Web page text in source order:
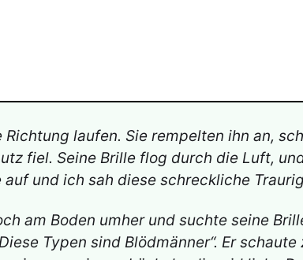
laufen. Sie rempelten ihn an,
fiel. Seine Brille flog durch die Luft,
und ich sah diese schreckliche
am Boden umher und suchte seine
Typen sind Blödmänner“. Er